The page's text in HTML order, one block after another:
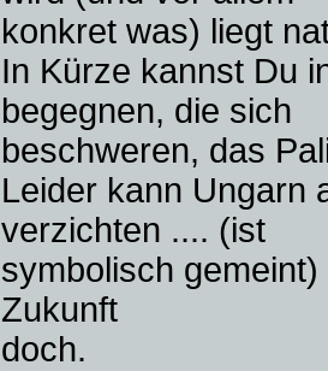
konkret was) liegt
In Kürze kannst Du
begegnen, die sich
beschweren, das
Leider kann Ungarn
verzichten .... (ist
symbolisch
Zukunft
doch.